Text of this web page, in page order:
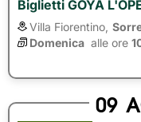
Biglietti GOYA
Villa Fiorentino,
Domenica alle ore
09